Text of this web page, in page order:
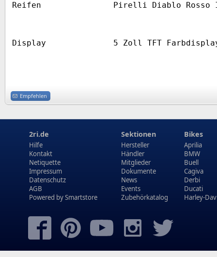
Reifen Pirelli Diablo Rosso
Display 5 Zoll TFT
Empfehlen
2ri.de
Hilfe
Kontakt
Netiquette
Impressum
Datenschutz
AGB
Powered bySmartstore
Sektionen
Hersteller
Händler
Mitglieder
Dokumente
News
Events
Zubehörkatalog
Bikes
Aprilia
BMW
Buell
Cagiva
Derbi
Ducati
Harley-